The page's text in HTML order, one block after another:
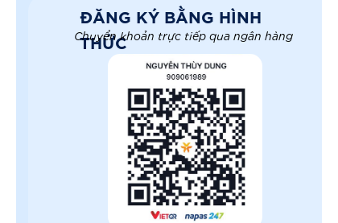
ĐĂNG KÝ BẰNG HÌNH
THỨC
Chuyển khoản trực tiếp qua ngân hàng